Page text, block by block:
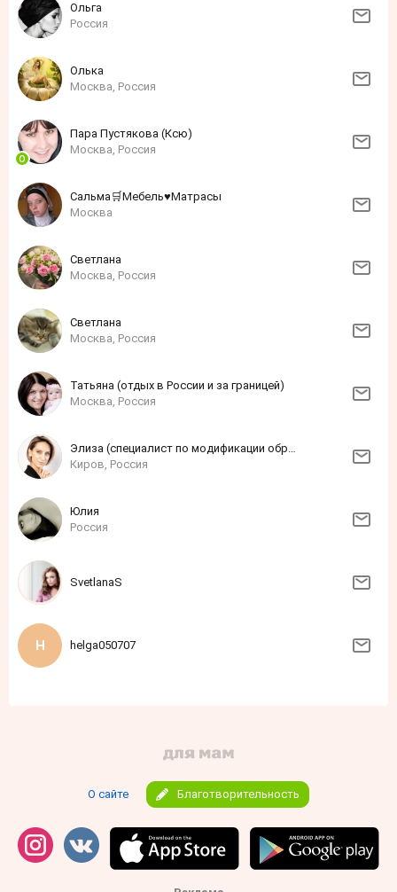
Ольга
Россия
Олька
Москва, Россия
Пара Пустякова (Ксю)
Москва, Россия
Сальма🛒Мебель♥Матрасы
Москва
Светлана
Москва, Россия
Светлана
Москва, Россия
Татьяна (отдых в России и за границей)
Москва, Россия
Элиза (специалист по модификации образа жизни)
Киров, Россия
Юлия
Россия
SvetlanaS
helga050707
О сайте Благотворительность